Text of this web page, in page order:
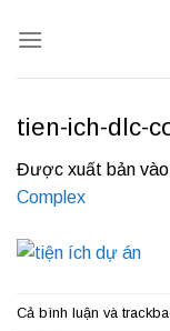
qua
tien-ich-dlc-
Được xuất bản vào
Complex
Cả bình luận và